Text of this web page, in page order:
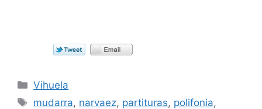
Categorías
Vihuela
Etiquetas
mudarra, narvaez, partituras, polifonia,